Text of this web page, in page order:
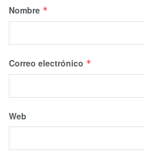
Nombre *
Correo electrónico *
Web